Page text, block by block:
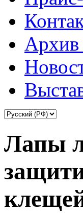
Архив
Лапы